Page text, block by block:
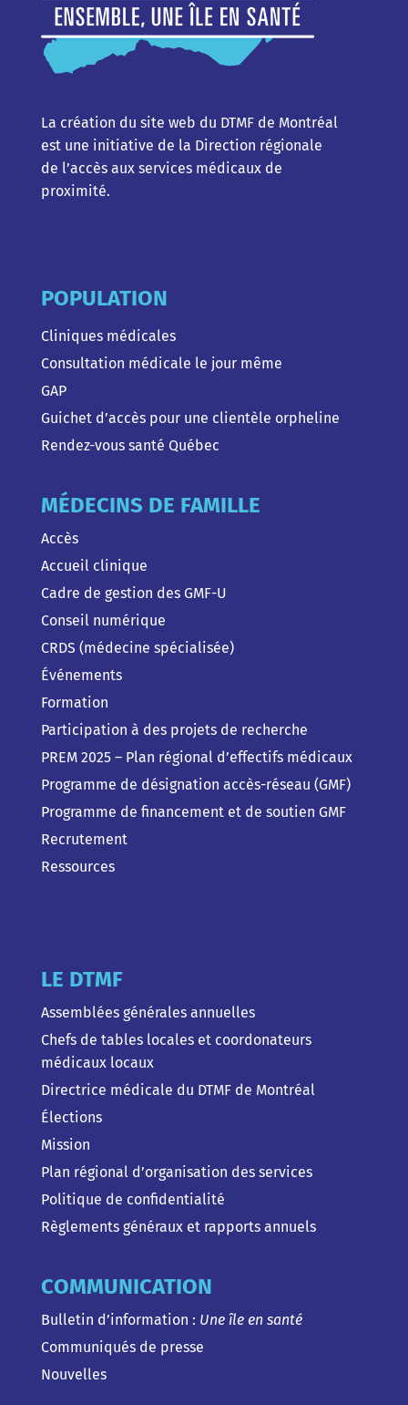
La création du site web du DTMF de Montréal
est une initiative de la Direction régionale
de l’accès aux services médicaux de
proximité.
POPULATION
Cliniques médicales
Consultation médicale le jour même
GAP
Guichet d’accès pour une clientèle orpheline
Rendez-vous santé Québec
MÉDECINS DE FAMILLE
Accès
Accueil clinique
Cadre de gestion des GMF-U
Conseil numérique
CRDS (médecine spécialisée)
Événements
Formation
Participation à des projets de recherche
PREM 2025 – Plan régional d’effectifs médicaux
Programme de désignation accès-réseau (GMF)
Programme de financement et de soutien GMF
Recrutement
Ressources
LE DTMF
Assemblées générales annuelles
Chefs de tables locales et coordonateurs
médicaux locaux
Directrice médicale du DTMF de Montréal
Élections
Mission
Plan régional d’organisation des services
Politique de confidentialité
Règlements généraux et rapports annuels
COMMUNICATION
Bulletin d’information : Une île en santé
Communiqués de presse
Nouvelles